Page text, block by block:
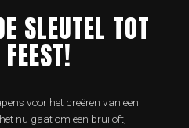
SLEUTEL TOT
voor het creëren van een
nu gaat om een bruiloft,